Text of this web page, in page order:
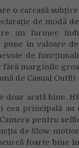
o carcasă
de modă
un farmec
în valoare
de
marginile
de Casual
doar arată bine.
cea principală
pentru
de Slow-
foarte bine